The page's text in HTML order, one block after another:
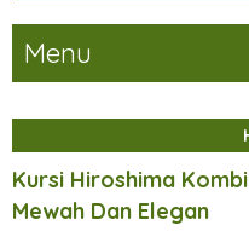
Menu
Kursi Hiroshima
Mewah Dan Elegan